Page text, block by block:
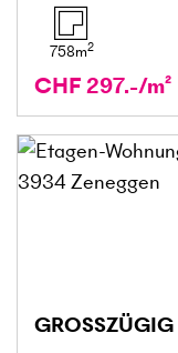
758m2
CHF 297.-/m²